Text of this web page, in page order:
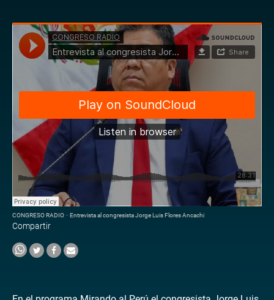
CONGRESO RADIO · Entrevista al congresista Jorge Luis Flores Ancachi
Compartir